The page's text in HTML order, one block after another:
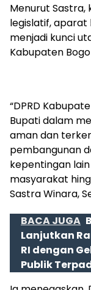
Menurut
legislatif,
menjadi kunci
Kabupaten
“DPRD
Bupati dalam
aman dan
pembangunan
kepentingan
masyarakat
Sastra Winara,
BACA JUGA
Lanjutkan
RI dengan
Publik